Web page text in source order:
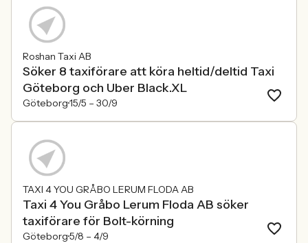
Roshan Taxi AB
Söker 8 taxiförare att köra heltid/deltid Taxi
Göteborg och Uber Black.XL
Göteborg15/5 – 30/9
TAXI 4 YOU GRÅBO LERUM FLODA AB
Taxi 4 You Gråbo Lerum Floda AB söker
taxiförare för Bolt-körning
Göteborg5/8 – 4/9